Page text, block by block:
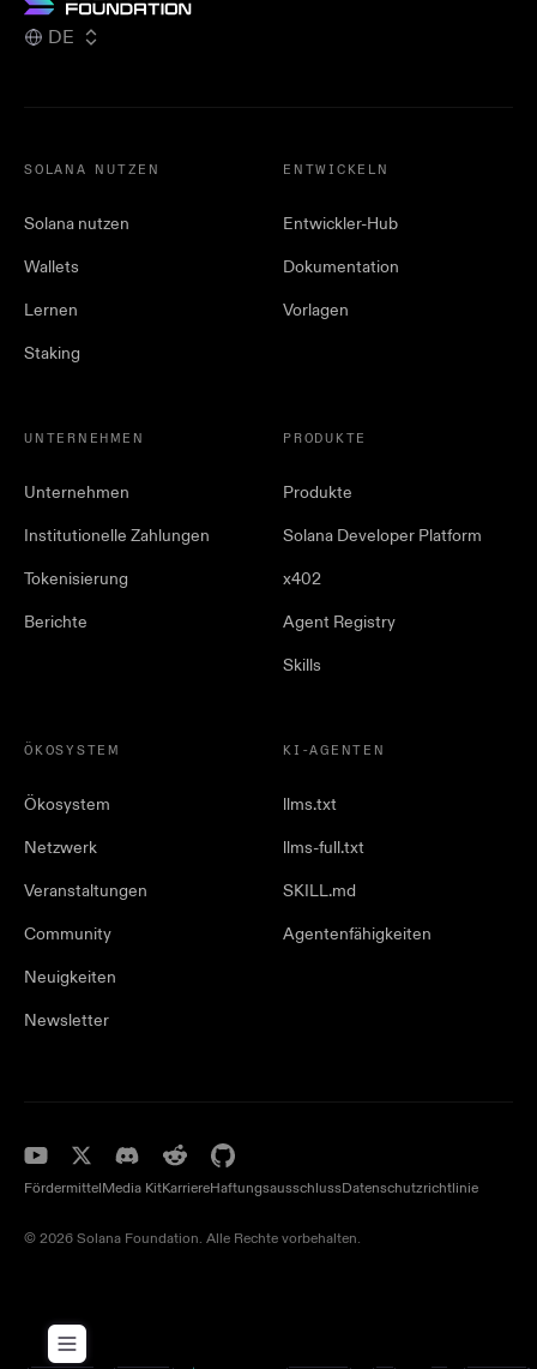
DE
SOLANA NUTZEN
Solana nutzen
Wallets
Lernen
Staking
ENTWICKELN
Entwickler-Hub
Dokumentation
Vorlagen
UNTERNEHMEN
Unternehmen
Institutionelle Zahlungen
Tokenisierung
Berichte
PRODUKTE
Produkte
Solana Developer Platform
x402
Agent Registry
Skills
ÖKOSYSTEM
Ökosystem
Netzwerk
Veranstaltungen
Community
Neuigkeiten
Newsletter
KI-AGENTEN
llms.txt
llms-full.txt
SKILL.md
Agentenfähigkeiten
FördermittelMedia KitKarriereHaftungsausschlussDatenschutzrichtlinie
© 2026 Solana Foundation. Alle Rechte vorbehalten.